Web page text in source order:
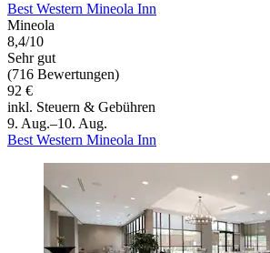
Best Western Mineola Inn
Mineola
8,4/10
Sehr gut
(716 Bewertungen)
92 €
inkl. Steuern & Gebühren
9. Aug.–10. Aug.
Best Western Mineola Inn